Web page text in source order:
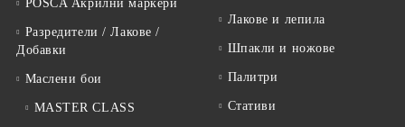
POSCA Акрилни маркери
Разредители / Лакове /
Добавки
Маслени бои
MASTER CLASS
Лакове и лепила
Шпакли и ножове
Палитри
Стативи